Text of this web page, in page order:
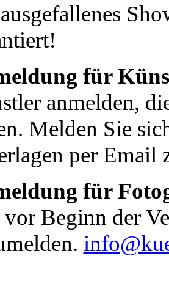
für
anmelden,
Melden Sie
per Email
für
vor Beginn der